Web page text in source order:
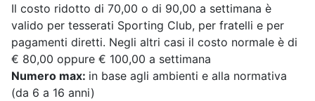
Il costo ridotto di 70,00 o di 90,00 a settimana è
valido per tesserati Sporting Club, per fratelli e per
pagamenti diretti. Negli altri casi il costo normale è di
€ 80,00 oppure € 100,00 a settimana
Numero max: in base agli ambienti e alla normativa
(da 6 a 16 anni)